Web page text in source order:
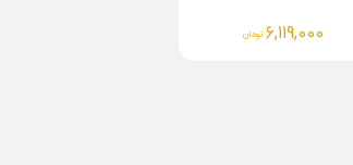
5,691,000 تومان